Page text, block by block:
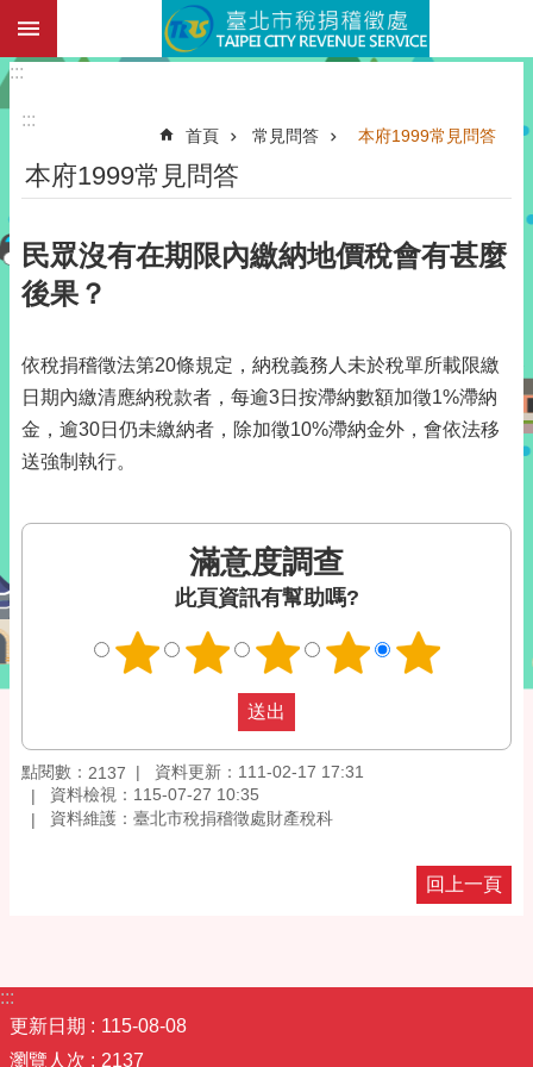
跳到主要內容區塊
:::
:::
首頁 常見問答 本府1999常見問答
本府1999常見問答
民眾沒有在期限內繳納地價稅會有甚麼
後果？
依稅捐稽徵法第20條規定，納稅義務人未於稅單所載限繳
日期內繳清應納稅款者，每逾3日按滯納數額加徵1%滯納
金，逾30日仍未繳納者，除加徵10%滯納金外，會依法移
送強制執行。
滿意度調查
此頁資訊有幫助嗎?
點閱數： 2137
資料更新：111-02-17 17:31
資料檢視：115-07-27 10:35
資料維護：臺北市稅捐稽徵處財產稅科
回上一頁
:::
更新日期
115-08-08
瀏覽人次
2137